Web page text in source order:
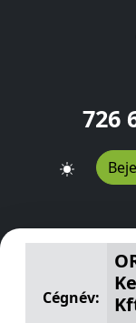
726
ORANGE-
Cégnév: